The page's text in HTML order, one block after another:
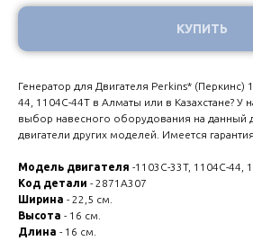
КУПИТЬ
Генератор для Двигателя Perkins* (Перкинс)
44, 1104C-44T в Алматы или в Казахстане? У
выбор навесного оборудования на данный
двигатели других моделей. Имеется
Модель двигателя -1103C-33T, 1104C-44,
Код детали - 2871A307
Ширина - 22,5 см.
Высота - 16 см.
Длина - 16 см.